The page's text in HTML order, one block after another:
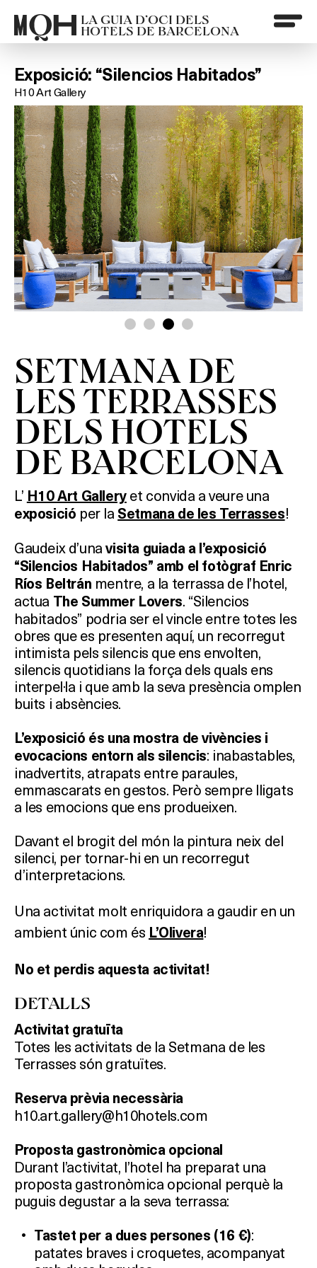
LA GUIA D’OCI DELS
HOTELS DE BARCELONA
Exposició: “Silencios Habitados”
H10 Art Gallery
SETMANA DE
LES TERRASSES
DELS HOTELS
DE BARCELONA
L’ H10 Art Gallery et convida a veure una
exposició per la Setmana de les Terrasses!
Gaudeix d’unavisita guiada a l’exposició
“Silencios Habitados” amb el fotògraf Enric
Ríos Beltrán mentre, a la terrassa de l’hotel,
actua The Summer Lovers. “Silencios
habitados” podria ser el vincle entre totes les
obres que es presenten aquí, un recorregut
intimista pels silencis que ens envolten,
silencis quotidians la força dels quals ens
interpel·la i que amb la seva presència omplen
buits i absències.
L’exposició és una mostra de vivències i
evocacions entorn als silencis: inabastables,
inadvertits, atrapats entre paraules,
emmascarats en gestos. Però sempre lligats
a les emocions que ens produeixen.
Davant el brogit del món la pintura neix del
silenci, per tornar-hi en un recorregut
d’interpretacions.
Una activitat molt enriquidora a gaudir en un
ambient únic com és L’Olivera!
No et perdis aquesta activitat!
DETALLS
Activitat gratuïta
Totes les activitats de la Setmana de les
Terrasses són gratuïtes.
Reserva prèvia necessària
h10.art.gallery@h10hotels.com
Proposta gastronòmica opcional
Durant l’activitat, l’hotel ha preparat una
proposta gastronòmica opcional perquè la
puguis degustar a la seva terrassa:
Tastet per a dues persones (16 €):
patates braves i croquetes, acompanyat